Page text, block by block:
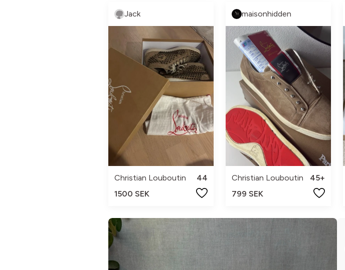
Jack
Christian Louboutin
44
1500 SEK
maisonhidden
Christian Louboutin
45+
799 SEK